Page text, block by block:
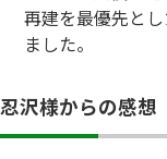
再建を最優先と
ました。
忍沢様からの感想